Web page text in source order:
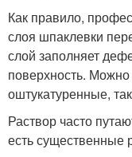
Как правило,
слоя шпаклевки
слой заполняет
поверхность.
оштукатуренные,
Раствор часто
есть существенные